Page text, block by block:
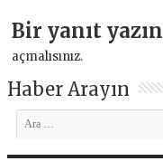
Bir yanıt yazın
açmalısınız.
Haber Arayın